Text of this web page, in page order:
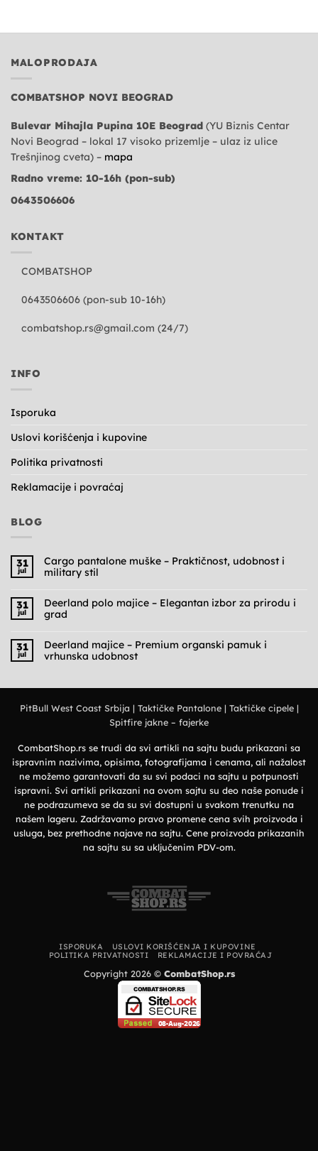
MALOPRODAJA
COMBATSHOP NOVI BEOGRAD
Bulevar Mihajla Pupina 10E Beograd (YU Biznis Centar
Novi Beograd – lokal 17 visoko prizemlje – ulaz iz ulice
Trešnjinog cveta) – mapa
Radno vreme: 10-16h (pon-sub)
0643506606
KONTAKT
COMBATSHOP
0643506606 (pon-sub 10-16h)
combatshop.rs@gmail.com (24/7)
INFO
Isporuka
Uslovi korišćenja i kupovine
Politika privatnosti
Reklamacije i povraćaj
BLOG
31
jul
Cargo pantalone muške – Praktičnost, udobnost i
military stil
na
Cargo
pantalone
Praktičnost,
udobnost
i
31
jul
Deerland polo majice – Elegantan izbor za prirodu i
grad
na
Deerland
polo
izbor
prirodu
i
31
jul
Deerland majice – Premium organski pamuk i
vrhunska udobnost
–
vrhunska
udobnost
PitBull West Coast Srbija | Taktičke Pantalone| Taktičke cipele|
Spitfire jakne – fajerke
CombatShop.rs se trudi da svi artikli na sajtu budu prikazani sa
ispravnim nazivima, opisima, fotografijama i cenama, ali nažalost
ne možemo garantovati da su svi podaci na sajtu u potpunosti
ispravni. Svi artikli prikazani na ovom sajtu su deo naše ponude i
ne podrazumeva se da su svi dostupni u svakom trenutku na
našem lageru. Zadržavamo pravo promene cena svih proizvoda i
usluga, bez prethodne najave na sajtu. Cene proizvoda prikazanih
na sajtu su sa uključenim PDV-om.
ISPORUKA
USLOVI KORIŠĆENJA I KUPOVINE
POLITIKA PRIVATNOSTI
REKLAMACIJE I POVRAĆAJ
Copyright 2026 © CombatShop.rs